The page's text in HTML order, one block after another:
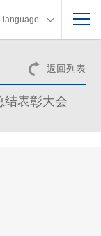
language
返回列表
结表彰大会